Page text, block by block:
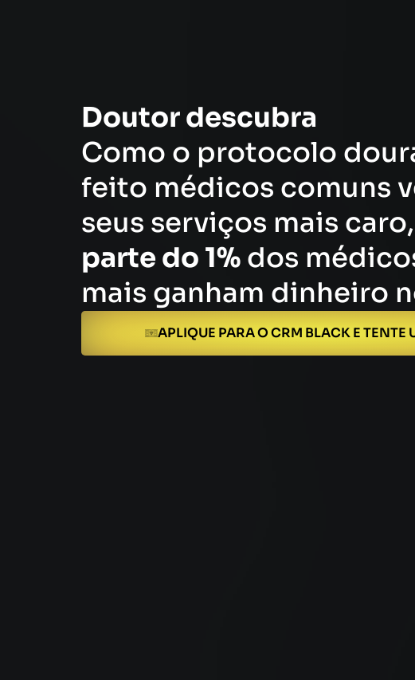
Doutor descubra
Como o protocolo
feito médicos comuns
seus serviços mais caro,
parte do 1% dos
mais ganham dinheiro
APLIQUE PARA O CRM BLACK E TENTE